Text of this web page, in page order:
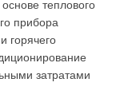
теплового
прибора
горячего
затратами
является
с